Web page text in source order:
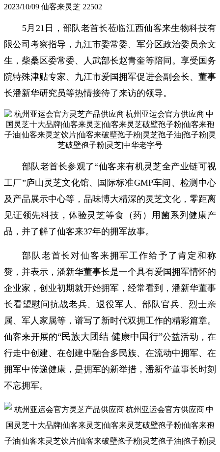
2023/10/09 仙客来灵芝 22502
5月21日，部队老首长莅临江西仙客来生物科技有
限公司考察指导，九江市委常委、军分区政治委员余文
生，柴桑区委常委、人武部长赵青奎等陪同。享受国务
院特殊津贴专家、九江市爱国拥军促进会副会长、董事
长潘新华研究员等热情接待了来访的领导。
部队老首长参观了“仙客来有机灵芝全产业链可视
工厂”庐山灵芝文化馆、国际标准GMP车间、检测中心
及产品展示中心等，品味博大精深的灵芝文化，零距离
见证领先科技，体验灵芝等食（药）用菌系列健康产
品，并了解了仙客来37年的拥军故事。
部队老首长对仙客来拥军工作给予了肯定和称
赞，并表示，潘新华董事长是一个具有爱国拥军情怀的
企业家，创业初期就开始拥军，经常看到，潘新华董事
长看望慰问抗战老兵、退役军人、部队官兵、烈士亲
属、军人家属等，谱写了新时代双拥工作的精彩篇章。
仙客来开展的“民族大团结 健康中国行”公益活动，在
行走中创建、在创建中融合多民族、在流动中拥军、在
拥军中传递健康，是拥军的新举措，潘新华董事长时刻
不忘拥军。